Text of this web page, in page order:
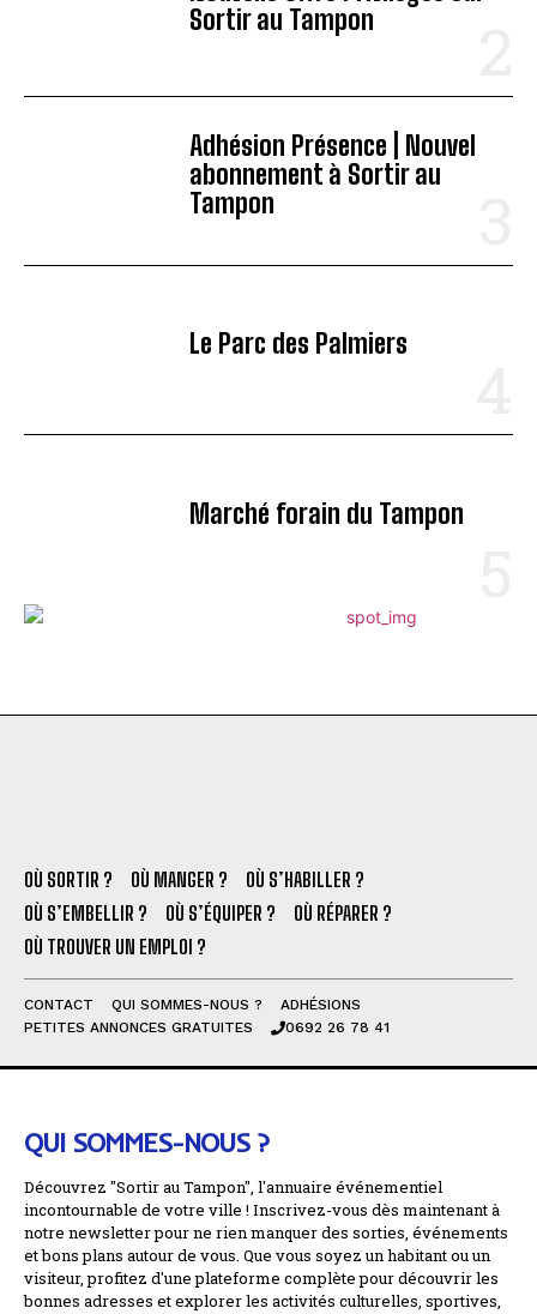
Sortir au Tampon
Adhésion Présence | Nouvel
abonnement à Sortir au
Tampon
Le Parc des Palmiers
Marché forain du Tampon
OÙ SORTIR ? OÙ MANGER ?
OÙ S’HABILLER ?
OÙ S’EMBELLIR ?
OÙ S’ÉQUIPER ?
OÙ RÉPARER ?
OÙ TROUVER UN EMPLOI ?
CONTACT QUI SOMMES-NOUS ?
ADHÉSIONS
PETITES ANNONCES GRATUITES
0692 26 78 41
QUI SOMMES-NOUS ?
Découvrez "Sortir au Tampon", l'annuaire événementiel
incontournable de votre ville ! Inscrivez-vous dès maintenant à
notre newsletter pour ne rien manquer des sorties, événements
et bons plans autour de vous. Que vous soyez un habitant ou un
visiteur, profitez d'une plateforme complète pour découvrir les
bonnes adresses et explorer les activités culturelles, sportives,